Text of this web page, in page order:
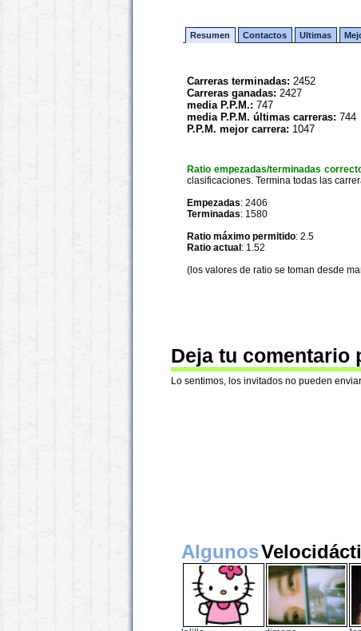
Resumen Contactos Ultimas
Carreras terminadas: 2452
Carreras ganadas: 2427
media P.P.M.: 747
media P.P.M. últimas carreras: 744
P.P.M. mejor carrera: 1047
Ratio empezadas/terminadas
clasificaciones. Termina todas las
Empezadas: 2406
Terminadas: 1580
Ratio máximo permitido: 2.5
Ratio actual : 1.52
(los valores de ratio se toman desde
Deja tu comentario
Lo sentimos, los invitados no pueden
Algunos